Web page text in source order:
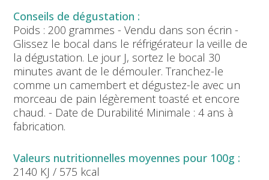
Poids : 200 grammes - Vendu dans son écrin -
Glissez le bocal dans le réfrigérateur la veille de
la dégustation. Le jour J, sortez le bocal 30
minutes avant de le démouler. Tranchez-le
comme un camembert et dégustez-le avec un
morceau de pain légèrement toasté et encore
chaud. - Date de Durabilité Minimale : 4 ans à
fabrication.
2140 KJ / 575 kcal